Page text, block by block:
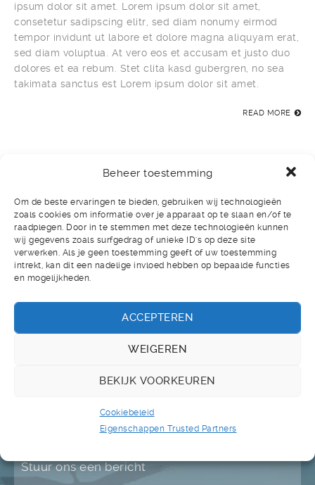
Beheer toestemming
Om de beste ervaringen te bieden, gebruiken wij technologieën
zoals cookies om informatie over je apparaat op te slaan en/of te
raadplegen. Door in te stemmen met deze technologieën kunnen
wij gegevens zoals surfgedrag of unieke ID's op deze site
verwerken. Als je geen toestemming geeft of uw toestemming
intrekt, kan dit een nadelige invloed hebben op bepaalde functies
en mogelijkheden.
ACCEPTEREN
WEIGEREN
BEKIJK VOORKEUREN
Cookiebeleid
Eigenschappen Trusted Partners
ipsum dolor sit amet. Lorem ipsum dolor sit amet,
consetetur sadipscing elitr, sed diam nonumy eirmod
tempor invidunt ut labore et dolore magna aliquyam erat,
sed diam voluptua. At vero eos et accusam et justo duo
dolores et ea rebum. Stet clita kasd gubergren, no sea
takimata sanctus est Lorem ipsum dolor sit amet.
READ MORE
CONTACT
Wij beantwoorden graag al uw vragen en verdere
informatiebehoefte. Ook maken wij graag vrijblijvend
achterlaten en wij zullen zo spoedig mogelijk
persoonlijk contact met u opnemen.
Contactgegevens:
Stuur ons een bericht